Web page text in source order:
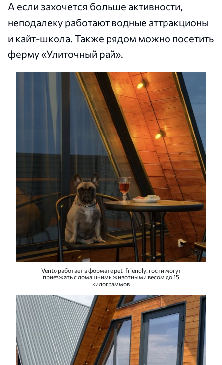
А если захочется больше активности,
неподалеку работают водные аттракционы
и кайт-школа. Также рядом можно посетить
ферму «Улиточный рай».
Vento работает в формате pet-friendly: гости могут
приезжать с домашними животными весом до 15
килограммов